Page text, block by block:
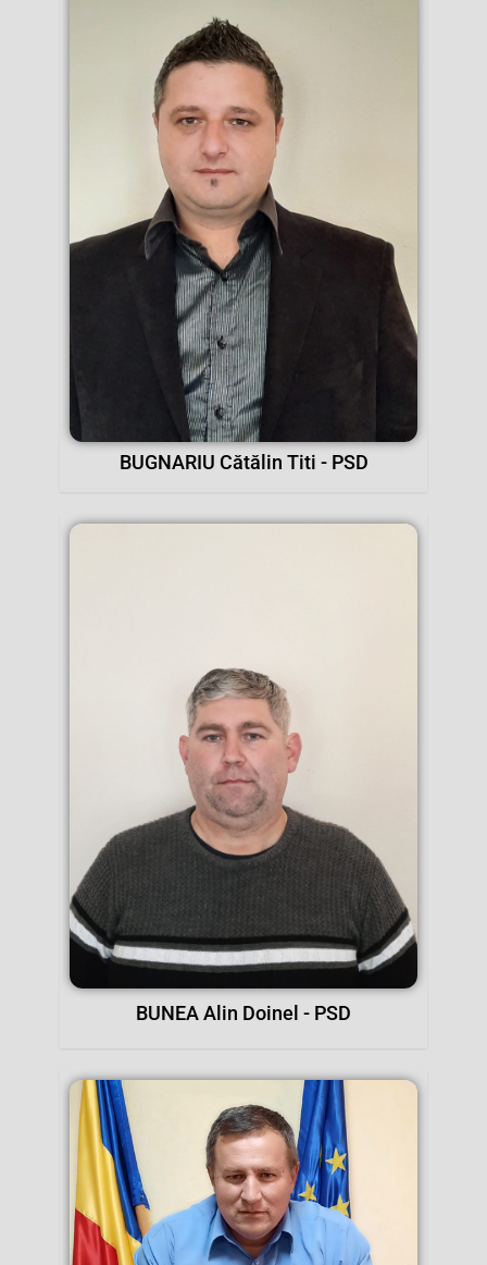
BUGNARIU Cătălin Titi - PSD
BUNEA Alin Doinel - PSD